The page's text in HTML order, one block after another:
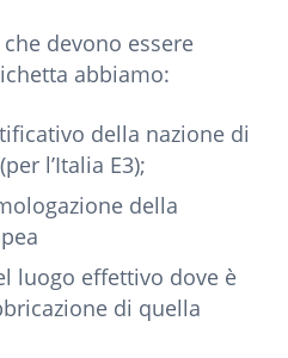
devono essere
abbiamo:
della nazione di
l’Italia E3);
della
luogo effettivo dove è
di quella